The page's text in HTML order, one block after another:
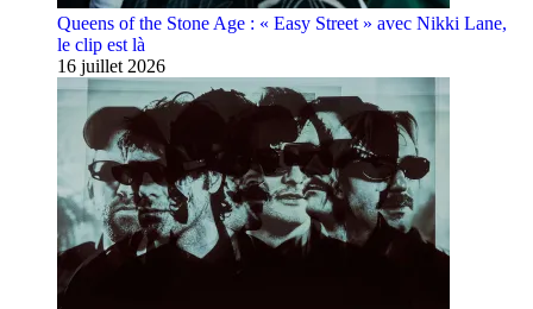
Queens of the Stone Age : « Easy Street » avec Nikki Lane,
le clip est là
16 juillet 2026